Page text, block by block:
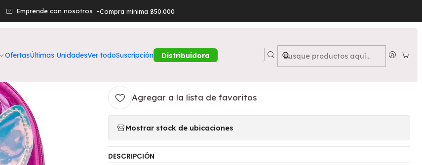
OfertasÚltimas UnidadesVer todoSuscripción Distribuidora
Emprende con nosotros -Compra mínima $50.000
Belleza ESTUCHERÍA Set Perfume Starlight EDT Mujer 50 ml + Mochila - ITZY
Set Perfume Starlight EDT Mujer 50 ml +
Mochila - ITZY
Agregar a la lista de favoritos
Mostrar stock de ubicaciones
DESCRIPCIÓN